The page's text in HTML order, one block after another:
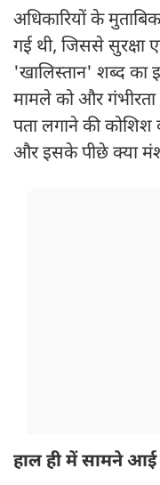
अधिकारियों के
गई थी, जिससे सुरक्षा
'खालिस्तान' शब्द का
मामले को और
पता लगाने की
और इसके पीछे क्या
हाल ही में सामने आई